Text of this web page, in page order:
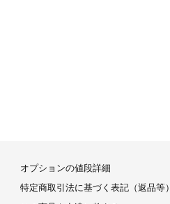
オプションの値段詳細
特定商取引法に基づく表記（返品等）